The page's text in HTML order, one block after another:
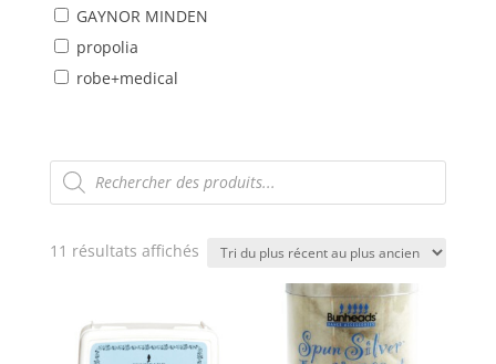
GAYNOR MINDEN
propolia
robe+medical
Recherche
de
produits
11 résultats affichésTrié
récent
au